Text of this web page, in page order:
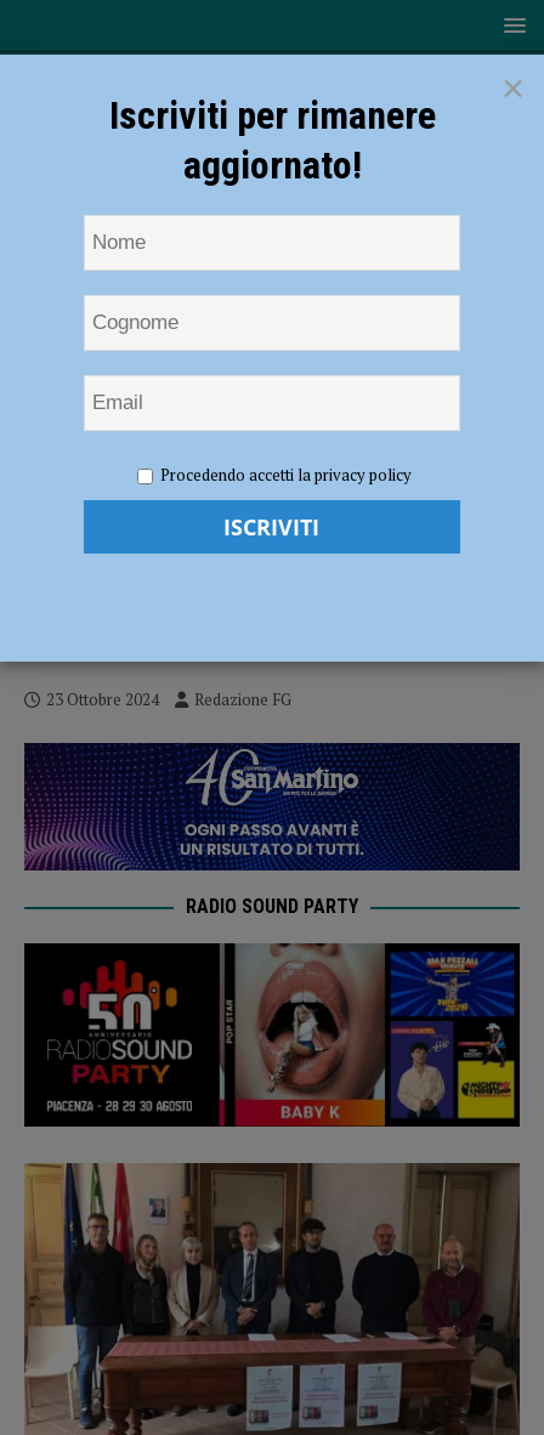
via con Aldo Grasso e i 70 anni della televisione italiana il nuovo ciclo
di incontri
“Generazione Z”, al via con Aldo Grasso e
23 Ottobre 2024 Redazione FG
RADIO SOUND PARTY
×
Iscriviti per rimanere
aggiornato!
Procedendo accetti la privacy policy